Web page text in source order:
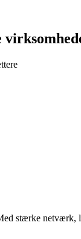
stærke netværk,